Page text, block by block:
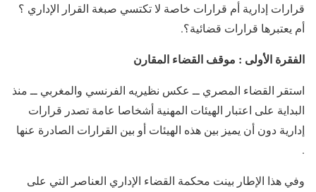
قرارات إدارية أم قرارات خاصة لا تكتسي صبغة القرار الإداري ؟
أم يعتبرها قرارات قضائية؟.
الفقرة الأولى : موقف القضاء المقارن
استقر القضاء المصري ــ عكس نظيريه الفرنسي والمغربي ــ منذ
البداية على اعتبار الهيئات المهنية أشخاصا عامة تصدر قرارات
إدارية دون أن يميز بين هذه الهيئات أو بين القرارات الصادرة عنها
.
وفي هذا الإطار بينت محكمة القضاء الإداري العناصر التي على